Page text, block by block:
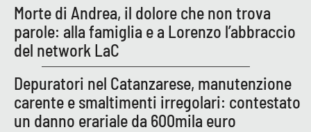
Vibo Valentia
Reggio Calabria
Cosenza
Lamezia Terme
Morte di Andrea, il dolore che non trova
parole: alla famiglia e a Lorenzo l’abbraccio
del network LaC
Depuratori nel Catanzarese, manutenzione
carente e smaltimenti irregolari: contestato
un danno erariale da 600mila euro